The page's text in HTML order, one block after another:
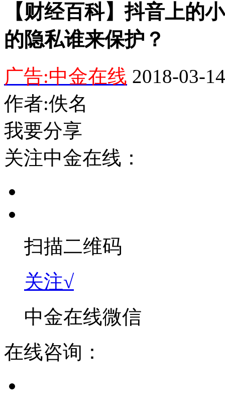
【财经百科】抖音上的
的隐私谁来保护？
广告:中金在线 2018-03-
作者:佚名
我要分享
关注中金在线：
扫描二维码
关注√
中金在线微信
在线咨询：